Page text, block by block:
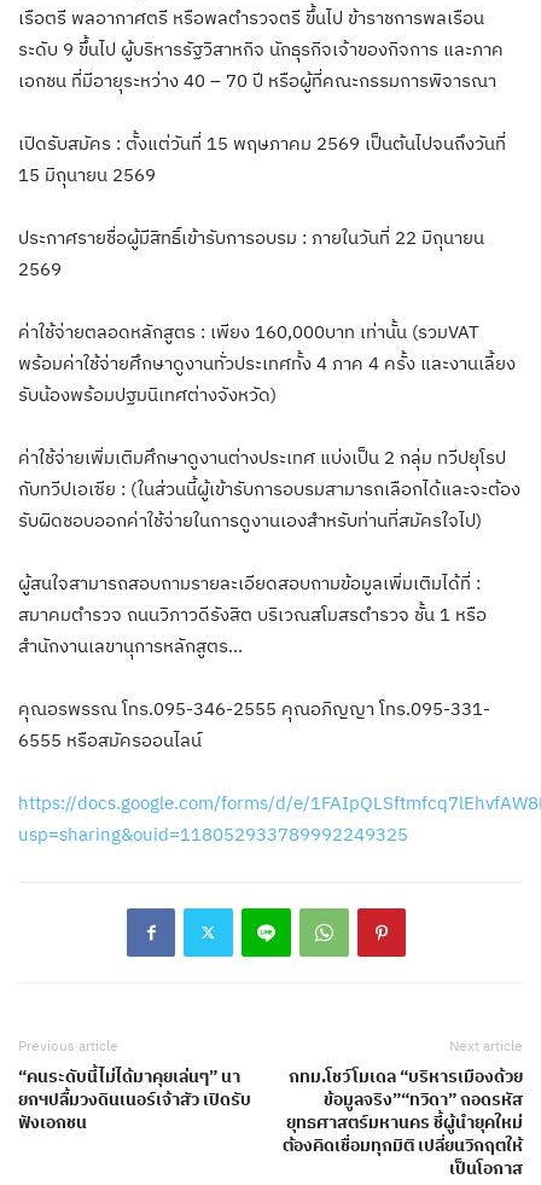
เรือตรี พลอากาศตรี หรือพลตำรวจตรี ขึ้นไป ข้าราชการพลเรือน
ระดับ 9 ขึ้นไป ผู้บริหารรัฐวิสาหกิจ นักธุรกิจเจ้าของกิจการ และภาค
เอกชน ที่มีอายุระหว่าง 40 – 70 ปี หรือผู้ที่คณะกรรมการพิจารณา
เปิดรับสมัคร : ตั้งแต่วันที่ 15 พฤษภาคม 2569 เป็นต้นไปจนถึงวันที่
15 มิถุนายน 2569
ประกาศรายชื่อผู้มีสิทธิ์เข้ารับการอบรม : ภายในวันที่ 22 มิถุนายน
2569
ค่าใช้จ่ายตลอดหลักสูตร : เพียง 160,000บาท เท่านั้น (รวมVAT
พร้อมค่าใช้จ่ายศึกษาดูงานทั่วประเทศทั้ง 4 ภาค 4 ครั้ง และงานเลี้ยง
รับน้องพร้อมปฐมนิเทศต่างจังหวัด)
ค่าใช้จ่ายเพิ่มเติมศึกษาดูงานต่างประเทศ แบ่งเป็น 2 กลุ่ม ทวีปยุโรป
กับทวีปเอเซีย : (ในส่วนนี้ผู้เข้ารับการอบรมสามารถเลือกได้และจะต้อง
รับผิดชอบออกค่าใช้จ่ายในการดูงานเองสำหรับท่านที่สมัครใจไป)
ผู้สนใจสามารถสอบถามรายละเอียดสอบถามข้อมูลเพิ่มเติมได้ที่ :
สมาคมตำรวจ ถนนวิภาวดีรังสิต บริเวณสโมสรตำรวจ ชั้น 1 หรือ
สำนักงานเลขานุการหลักสูตร…
คุณอรพรรณ โทร.095-346-2555 คุณอภิญญา โทร.095-331-
6555 หรือสมัครออนไลน์
https://docs.google.com/forms/d/e/
usp=sharing&ouid=118052933789992249325
Previous article
“คนระดับนี้ไม่ได้มาคุยเล่นๆ” นา
ยกฯปลื้มวงดินเนอร์เจ้าสัว เปิดรับ
ฟังเอกชน
Next article
กทม.โชว์โมเดล “บริหารเมืองด้วย
ข้อมูลจริง”“ทวิดา” ถอดรหัส
ยุทธศาสตร์มหานคร ชี้ผู้นำยุคใหม่
ต้องคิดเชื่อมทุกมิติ เปลี่ยนวิกฤตให้
เป็นโอกาส